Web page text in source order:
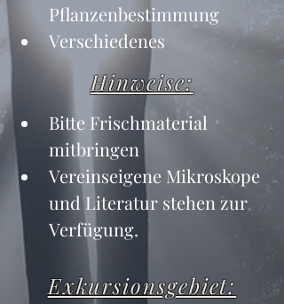
Pflanzenbestimmung
Verschiedenes
Hinweise:
Bitte Frischmaterial
mitbringen
Vereinseigene Mikroskope
und Literatur stehen zur
Verfügung.
Exkursionsgebiet: